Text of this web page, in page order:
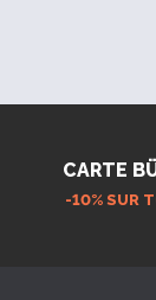
CARTE
-10% SUR